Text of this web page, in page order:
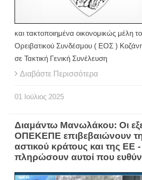
και τακτοποιημένα οικονομικώς μέλη
Ορειβατικού Συνδέσμου ( ΕΟΣ )
σε Τακτική Γενική Συνέλευση
Διαβάστε Περισσότερα
01 Ιούλιος 2025
Διαμάντω Μανωλάκου: Οι
ΟΠΕΚΕΠΕ επιβεβαιώνουν
αστικού κράτους και της ΕΕ
πληρώσουν αυτοί που